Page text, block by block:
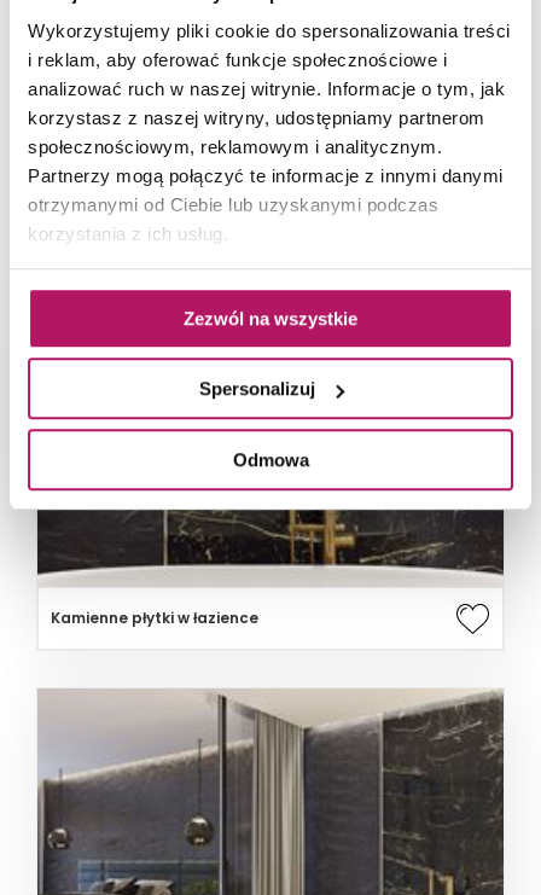
Wykorzystujemy pliki cookie do spersonalizowania treści
i reklam, aby oferować funkcje społecznościowe i
analizować ruch w naszej witrynie. Informacje o tym, jak
korzystasz z naszej witryny, udostępniamy partnerom
społecznościowym, reklamowym i analitycznym.
Partnerzy mogą połączyć te informacje z innymi danymi
otrzymanymi od Ciebie lub uzyskanymi podczas
korzystania z ich usług.
Zezwól na wszystkie
Spersonalizuj
Odmowa
ARANŻACJE Z KOLEKCJĄ GOLDEN
HILLS:
Kamienne płytki w łazience